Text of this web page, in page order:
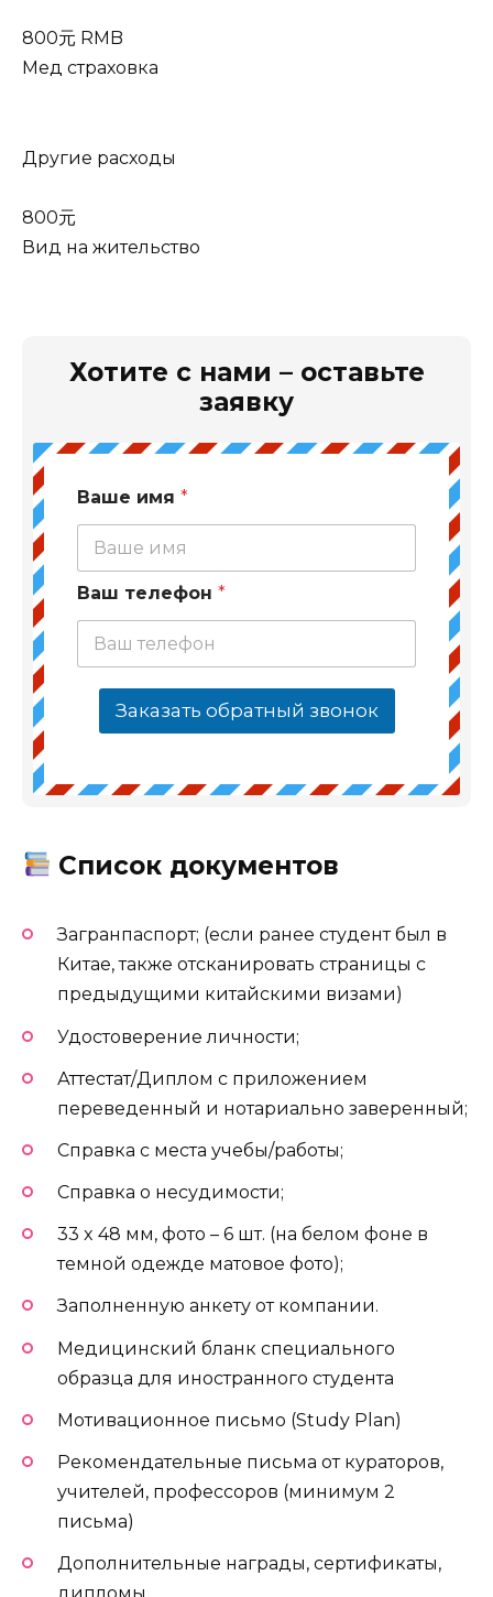
800元 RMB
Мед страховка
Другие расходы
800元
Вид на жительство
Хотите с нами – оставьте
заявку
Ваше имя *
Ваш телефон *
Заказать обратный звонок
Список документов
Загранпаспорт; (если ранее студент был в
Китае, также отсканировать страницы с
предыдущими китайскими визами)
Удостоверение личности;
Аттестат/Диплом с приложением
переведенный и нотариально заверенный;
Справка с места учебы/работы;
Справка о несудимости;
33 x 48 мм, фото – 6 шт. (на белом фоне в
темной одежде матовое фото);
Заполненную анкету от компании.
Медицинский бланк специального
образца для иностранного студента
Мотивационное письмо (Study Plan)
Рекомендательные письма от кураторов,
учителей, профессоров (минимум 2
письма)
Дополнительные награды, сертификаты,